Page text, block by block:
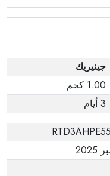
إرجاع المنتجات
جينيريك
1.00 كجم
3 أيام